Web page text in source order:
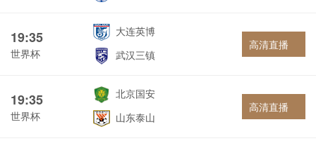
19:35
世界杯
大连英博
武汉三镇
高清直播
19:35
世界杯
北京国安
山东泰山
高清直播